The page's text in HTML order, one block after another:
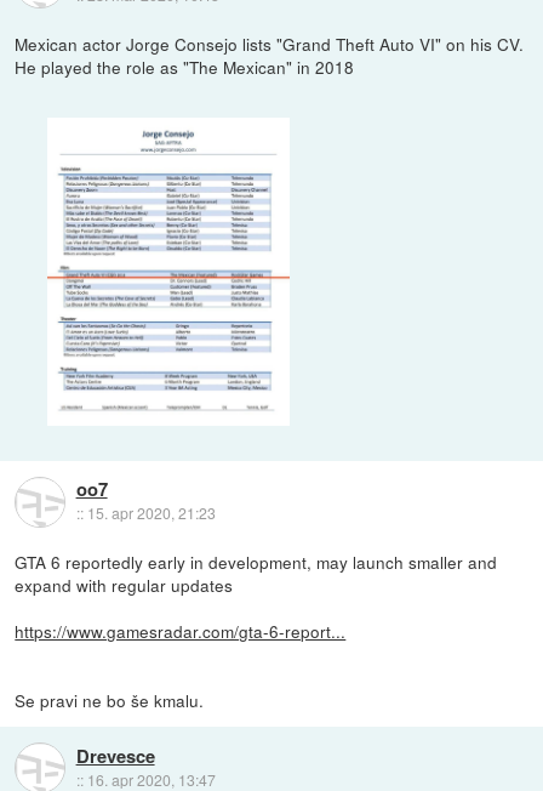
Mexican actor Jorge Consejo lists "Grand Theft Auto VI" on his CV.
He played the role as "The Mexican" in 2018
oo7
:: 15. apr 2020, 21:23
GTA 6 reportedly early in development, may launch smaller and
expand with regular updates
https://www.gamesradar.com/gta-6-report...
Se pravi ne bo še kmalu.
Drevesce
:: 16. apr 2020, 13:47